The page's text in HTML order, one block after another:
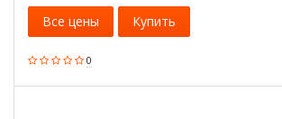
0
Все цены Купить